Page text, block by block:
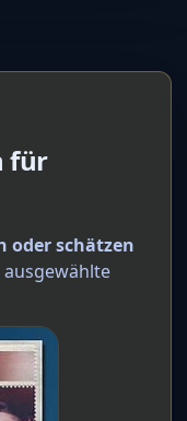
für
oder schätzen